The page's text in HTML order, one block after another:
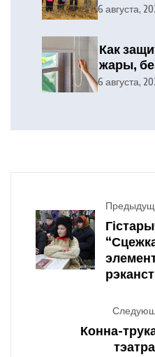
6 августа,
Как
жары,
6 августа,
Конна-